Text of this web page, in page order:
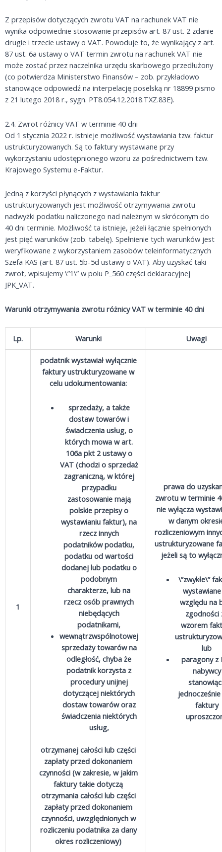
Z przepisów dotyczących zwrotu VAT na rachunek VAT nie
wynika odpowiednie stosowanie przepisów art. 87 ust. 2 zdanie
drugie i trzecie ustawy o VAT. Powoduje to, że wynikający z art.
87 ust. 6a ustawy o VAT termin zwrotu na rachunek VAT nie
może zostać przez naczelnika urzędu skarbowego przedłużony
(co potwierdza Ministerstwo Finansów – zob. przykładowo
stanowiące odpowiedź na interpelację poselską nr 18899 pismo
z 21 lutego 2018 r., sygn. PT8.054.12.2018.TXZ.83E).
2.4. Zwrot różnicy VAT w terminie 40 dni
Od 1 stycznia 2022 r. istnieje możliwość wystawiania tzw. faktur
ustrukturyzowanych. Są to faktury wystawiane przy
wykorzystaniu udostępnionego wzoru za pośrednictwem tzw.
Krajowego Systemu e-Faktur.
Jedną z korzyści płynących z wystawiania faktur
ustrukturyzowanych jest możliwość otrzymywania zwrotu
nadwyżki podatku naliczonego nad należnym w skróconym do
40 dni terminie. Możliwość ta istnieje, jeżeli łącznie spełnionych
jest pięć warunków (zob. tabelę). Spełnienie tych warunków jest
weryfikowane z wykorzystaniem zasobów teleinformatycznych
Szefa KAS (art. 87 ust. 5b-5d ustawy o VAT). Aby uzyskać taki
zwrot, wpisujemy \”1\” w polu P_560 części deklaracyjnej
JPK_VAT.
Warunki otrzymywania zwrotu różnicy VAT w terminie 40 dni
Lp. Warunki Uwagi
1
podatnik wystawiał wyłącznie
faktury ustrukturyzowane w
celu udokumentowania:
sprzedaży, a także
dostaw towarów i
świadczenia usług, o
których mowa w art.
106a pkt 2 ustawy o
VAT (chodzi o sprzedaż
zagraniczną, w której
przypadku
zastosowanie mają
polskie przepisy o
wystawianiu faktur), na
rzecz innych
podatników podatku,
podatku od wartości
dodanej lub podatku o
podobnym
charakterze, lub na
rzecz osób prawnych
niebędących
podatnikami,
wewnątrzwspólnotowej
sprzedaży towarów na
odległość, chyba że
podatnik korzysta z
procedury unijnej
dotyczącej niektórych
dostaw towarów oraz
świadczenia niektórych
usług,
otrzymanej całości lub części
zapłaty przed dokonaniem
czynności (w zakresie, w jakim
faktury takie dotyczą
otrzymania całości lub części
zapłaty przed dokonaniem
czynności, uwzględnionych w
rozliczeniu podatnika za dany
okres rozliczeniowy)
prawa do
zwrotu w terminie
nie wyłącza
w danym
rozliczeniowym
ustrukturyzowane
jeżeli są to
\”zwykłe\”
względu na
zgodności
wzorem
lub
paragony z
nabywcy
faktury